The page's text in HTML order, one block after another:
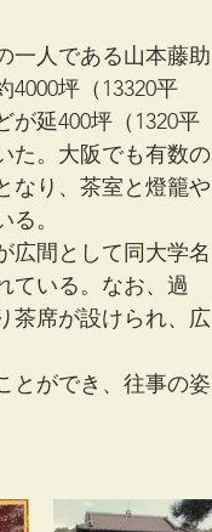
芸能 茶道具
一人である山本藤助
坪（13320平
延400坪（1320平
た。大阪でも有数の
なり、茶室と燈籠や
。
広間として同大学名
ている。なお、過
茶席が設けられ、広
とができ、往事の姿